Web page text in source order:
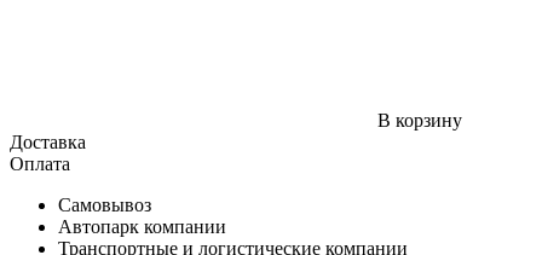
В корзину
Доставка
Оплата
Самовывоз
Автопарк компании
Транспортные и логистические компании